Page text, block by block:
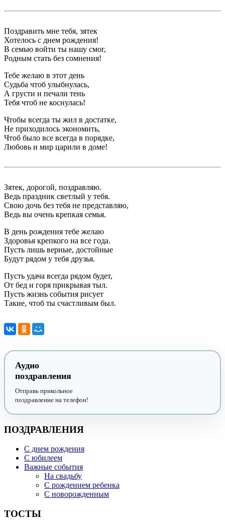
Поздравить мне тебя, зятек
Хотелось с днем рождения!
В семью войти ты нашу смог,
Родным стать без сомнения!
Тебе желаю в этот день
Судьба чтоб улыбнулась,
А грусти и печали тень
Тебя чтоб не коснулась!
Чтобы всегда ты жил в достатке,
Не приходилось экономить,
Чтоб было все всегда в порядке,
Любовь и мир царили в доме!
Зятек, дорогой, поздравляю.
Ведь праздник светлый у тебя.
Свою дочь без тебя не представляю,
Ведь вы очень крепкая семья.
В день рождения тебе желаю
Здоровья крепкого на все года.
Пусть лишь верные, достойные
Будут рядом у тебя друзья.
Пусть удача всегда рядом будет,
От бед и горя прикрывая тыл.
Пусть жизнь события рисует
Такие, чтоб ты счастливым был.
Аудио
поздравления
Отправь прикольное
поздравление на телефон!
ПОЗДРАВЛЕНИЯ
С днем рождения
С юбилеем
Важные события
На свадьбу
С рождением ребенка
С новорожденным
ТОСТЫ